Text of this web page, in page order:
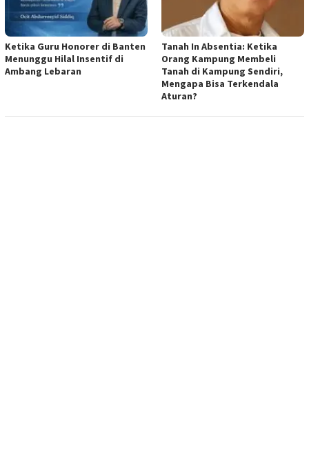
Ketika Guru Honorer di Banten
Menunggu Hilal Insentif di
Ambang Lebaran
Tanah In Absentia: Ketika
Orang Kampung Membeli
Tanah di Kampung Sendiri,
Mengapa Bisa Terkendala
Aturan?